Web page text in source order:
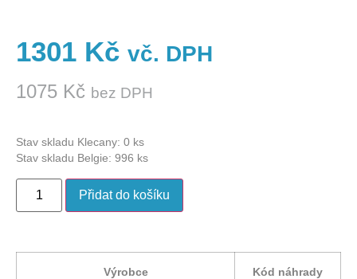
1301 Kč vč. DPH
1075 Kč bez DPH
Stav skladu Klecany: 0 ks
Stav skladu Belgie: 996 ks
Přidat do košíku
Výrobce Kód náhrady